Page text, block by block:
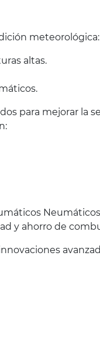
meteorológica:
altas.
para mejorar la
Neumáticos
y ahorro de